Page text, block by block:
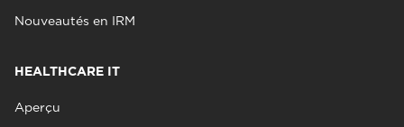
Nouveautés en IRM
HEALTHCARE IT
Aperçu